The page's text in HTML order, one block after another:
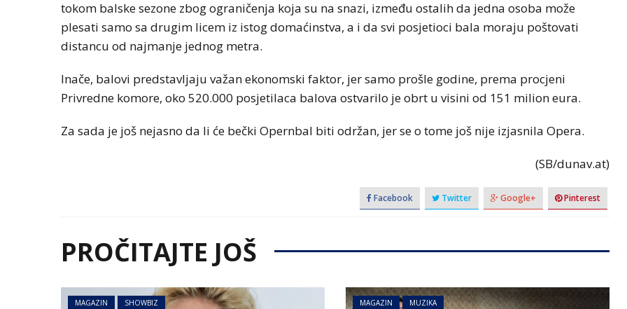
tokom balske sezone zbog ograničenja koja su na snazi, između ostalih da jedna osoba može
plesati samo sa drugim licem iz istog domaćinstva, a i da svi posjetioci bala moraju poštovati
distancu od najmanje jednog metra.
Inače, balovi predstavljaju važan ekonomski faktor, jer samo prošle godine, prema procjeni
Privredne komore, oko 520.000 posjetilaca balova ostvarilo je obrt u visini od 151 milion eura.
Za sada je još nejasno da li će bečki Opernbal biti održan, jer se o tome još nije izjasnila Opera.
(SB/dunav.at)
Facebook Twitter Google+ Pinterest
PROČITAJTE JOŠ
MAGAZIN SHOWBIZ MAGAZIN MUZIKA